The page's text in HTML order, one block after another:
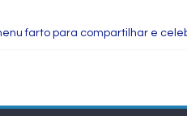
farto para compartilhar e
Bahia inicia nova rodada de
por Wilson Cardoso